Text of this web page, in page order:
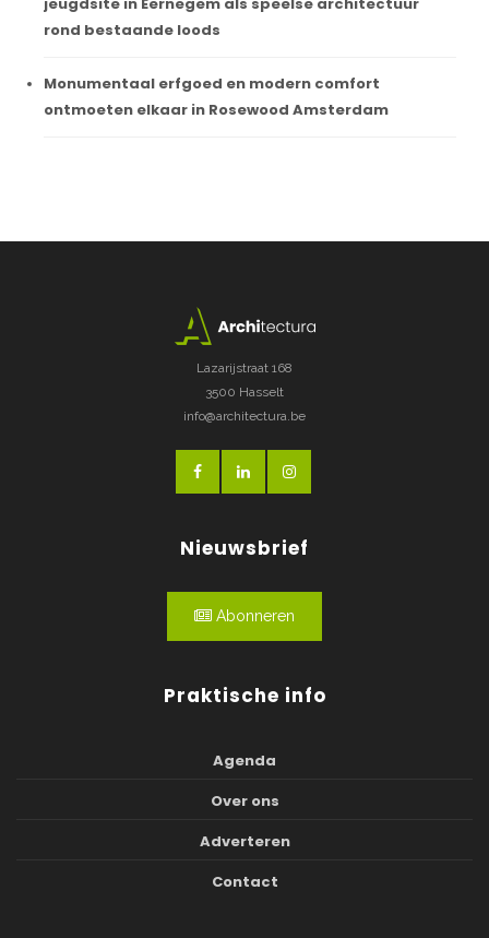
jeugdsite in Eernegem als speelse architectuur
rond bestaande loods
Monumentaal erfgoed en modern comfort
ontmoeten elkaar in Rosewood Amsterdam
Lazarijstraat 168
3500 Hasselt
info@architectura.be
Nieuwsbrief
Abonneren
Praktische info
Agenda
Over ons
Adverteren
Contact